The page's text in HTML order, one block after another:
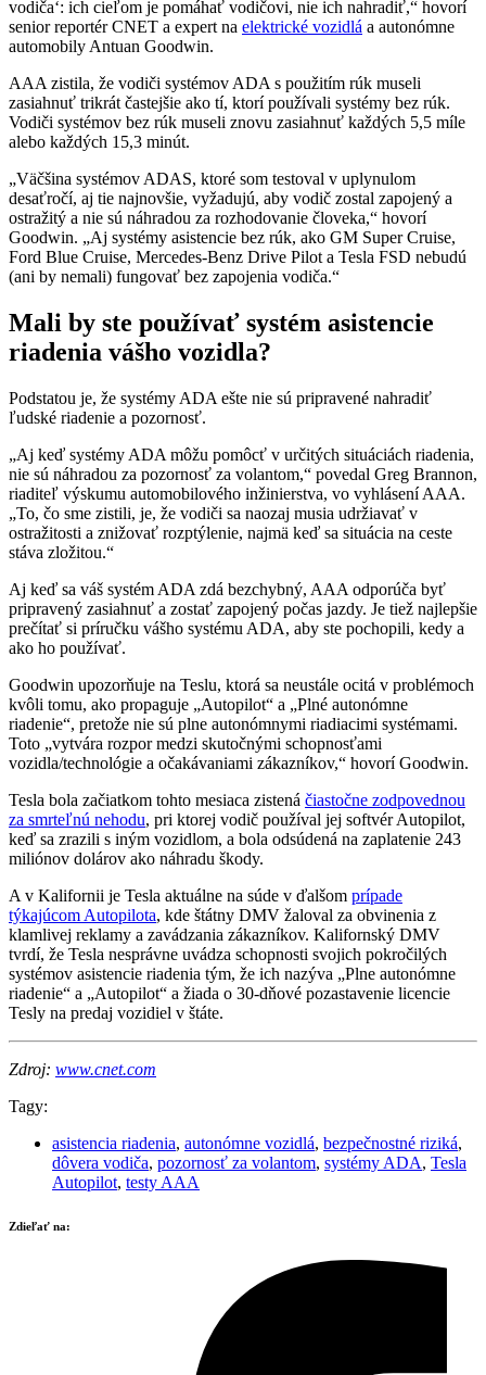
vodiča‘: ich cieľom je pomáhať vodičovi, nie ich nahradiť,“ hovorí
senior reportér CNET a expert na elektrické vozidlá a autonómne
automobily Antuan Goodwin.
AAA zistila, že vodiči systémov ADA s použitím rúk museli
zasiahnuť trikrát častejšie ako tí, ktorí používali systémy bez rúk.
Vodiči systémov bez rúk museli znovu zasiahnuť každých 5,5 míle
alebo každých 15,3 minút.
„Väčšina systémov ADAS, ktoré som testoval v uplynulom
desaťročí, aj tie najnovšie, vyžadujú, aby vodič zostal zapojený a
ostražitý a nie sú náhradou za rozhodovanie človeka,“ hovorí
Goodwin. „Aj systémy asistencie bez rúk, ako GM Super Cruise,
Ford Blue Cruise, Mercedes-Benz Drive Pilot a Tesla FSD nebudú
(ani by nemali) fungovať bez zapojenia vodiča.“
Mali by ste používať systém asistencie
riadenia vášho vozidla?
Podstatou je, že systémy ADA ešte nie sú pripravené nahradiť
ľudské riadenie a pozornosť.
„Aj keď systémy ADA môžu pomôcť v určitých situáciách riadenia,
nie sú náhradou za pozornosť za volantom,“ povedal Greg Brannon,
riaditeľ výskumu automobilového inžinierstva, vo vyhlásení AAA.
„To, čo sme zistili, je, že vodiči sa naozaj musia udržiavať v
ostražitosti a znižovať rozptýlenie, najmä keď sa situácia na ceste
stáva zložitou.“
Aj keď sa váš systém ADA zdá bezchybný, AAA odporúča byť
pripravený zasiahnuť a zostať zapojený počas jazdy. Je tiež najlepšie
prečítať si príručku vášho systému ADA, aby ste pochopili, kedy a
ako ho používať.
Goodwin upozorňuje na Teslu, ktorá sa neustále ocitá v problémoch
kvôli tomu, ako propaguje „Autopilot“ a „Plné autonómne
riadenie“, pretože nie sú plne autonómnymi riadiacimi systémami.
Toto „vytvára rozpor medzi skutočnými schopnosťami
vozidla/technológie a očakávaniami zákazníkov,“ hovorí Goodwin.
Tesla bola začiatkom tohto mesiaca zistená čiastočne zodpovednou
za smrteľnú nehodu, pri ktorej vodič používal jej softvér Autopilot,
keď sa zrazili s iným vozidlom, a bola odsúdená na zaplatenie 243
miliónov dolárov ako náhradu škody.
A v Kalifornii je Tesla aktuálne na súde v ďalšom prípade
týkajúcom Autopilota, kde štátny DMV žaloval za obvinenia z
klamlivej reklamy a zavádzania zákazníkov. Kalifornský DMV
tvrdí, že Tesla nesprávne uvádza schopnosti svojich pokročilých
systémov asistencie riadenia tým, že ich nazýva „Plne autonómne
riadenie“ a „Autopilot“ a žiada o 30-dňové pozastavenie licencie
Tesly na predaj vozidiel v štáte.
Zdroj: www.cnet.com
Tagy:
asistencia riadenia, autonómne vozidlá, bezpečnostné riziká,
dôvera vodiča, pozornosť za volantom, systémy ADA, Tesla
Autopilot, testy AAA
Zdieľať na: